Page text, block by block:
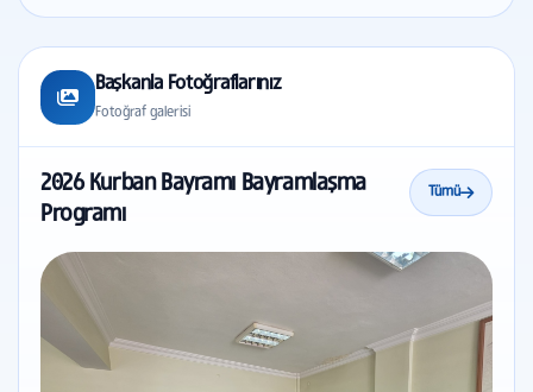
Başkanla Fotoğraflarınız
Fotoğraf galerisi
2026 Kurban Bayramı Bayramlaşma
Programı
Tümü